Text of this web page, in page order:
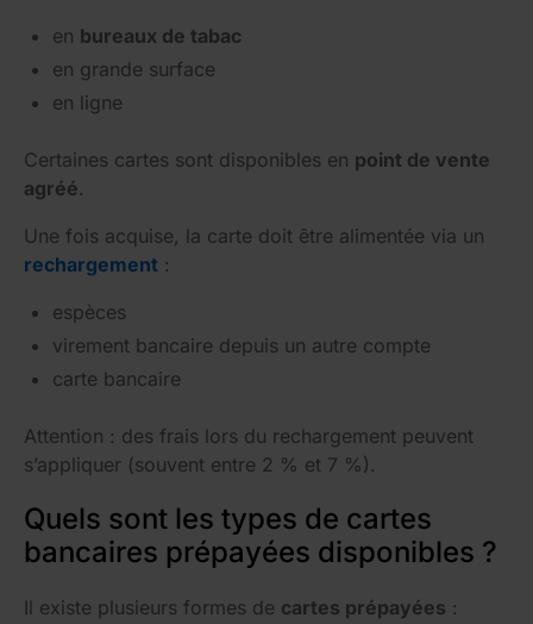
en bureaux de tabac
en grande surface
en ligne
Certaines cartes sont disponibles en point de vente
agréé.
Une fois acquise, la carte doit être alimentée via un
rechargement :
espèces
virement bancaire depuis un autre compte
carte bancaire
Attention : des frais lors du rechargement peuvent
s’appliquer (souvent entre 2 % et 7 %).
Quels sont les types de cartes
bancaires prépayées disponibles ?
Il existe plusieurs formes de cartes prépayées :